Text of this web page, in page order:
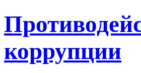
коррупции